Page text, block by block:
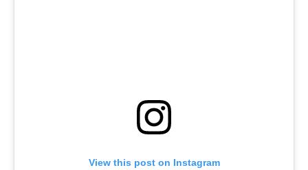
View this post on Instagram